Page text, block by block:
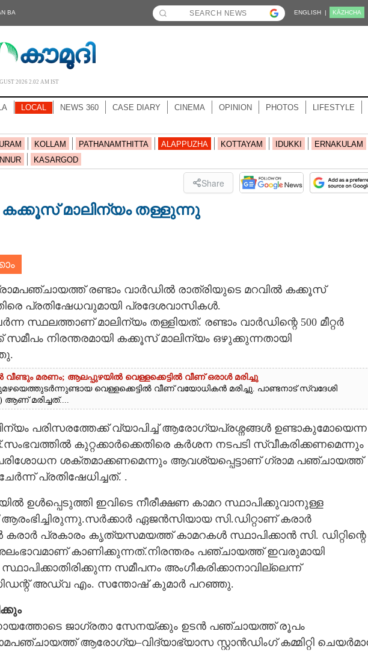
BA ENGLISH | KĀZHCHA
2026 2.02 AM IST
LOCAL NEWS 360 CASE DIARY CINEMA OPINION PHOTOS LIFESTYLE
KOLLAM PATHANAMTHITTA ALAPPUZHA KOTTAYAM IDUKKI
ERNAKULAM
KASARGOD
Share
കക്കൂസ് മാലിന്യം തള്ളുന്നു
രണ്ടാം വാർഡിൽ രാത്രിയുടെ മറവിൽ കക്കൂസ്
പ്രതിഷേധവുമായി പ്രദേശവാസികൾ.
സ്ഥലത്താണ് മാലിന്യം തള്ളിയത്. രണ്ടാം വാർഡിന്റെ 500 മീറ്റർ
സമീപം നിരന്തരമായി കക്കൂസ് മാലിന്യം ഒഴുക്കുന്നതായി
വീണ്ടും മരണം; ആലപ്പുഴയിൽ വെള്ളക്കെട്ടിൽ വീണ് ഒരാൾ മരിച്ചു
വെള്ളക്കെട്ടിൽ വീണ് വയോധികൻ മരിച്ചു. പാണ്ടനാട് സ്വദേശി
ആണ് മരിച്ചത്....
പരിസരത്തേക്ക് വ്യാപിച്ച് ആരോഗ്യപ്രശ്നങ്ങൾ ഉണ്ടാകുമോയെന്ന
കുറ്റക്കാർക്കെതിരെ കർശന നടപടി സ്വീകരിക്കണമെന്നും
ശക്തമാക്കണമെന്നും ആവശ്യപ്പെട്ടാണ് ഗ്രാമ പഞ്ചായത്ത്
പ്രതിഷേധിച്ചത്. .
ഉൾപ്പെടുത്തി ഇവിടെ നീരീക്ഷണ കാമറ സ്ഥാപിക്കുവാനുള്ള
ഏജൻസിയായ സി.ഡിറ്റാണ് കരാർ
പ്രകാരം കൃത്യസമയത്ത് കാമറകൾ സ്ഥാപിക്കാൻ സി. ഡിറ്റിന്റെ
കാണിക്കുന്നത്.നിരന്തരം പഞ്ചായത്ത് ഇവരുമായി
സ്ഥാപിക്കാതിരിക്കുന്ന സമീപനം അംഗീകരിക്കാനാവില്ലെന്ന്
അഡ്വ എം. സന്തോഷ് കുമാർ പറഞ്ഞു.
ജാഗ്രതാ സേനയ്ക്കും ഉടൻ പഞ്ചായത്ത് രൂപം
ആരോഗ്യ–വിദ്യാഭ്യാസ സ്റ്റാൻഡിംഗ് കമ്മിറ്റി